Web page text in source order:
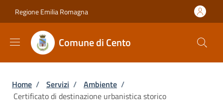
Regione Emilia Romagna
Comune di Cento
Briciole di pane
Home / Servizi / Ambiente /
Certificato di destinazione urbanistica storico